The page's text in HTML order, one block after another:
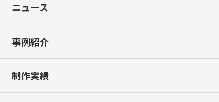
ニュース
事例紹介
制作実績